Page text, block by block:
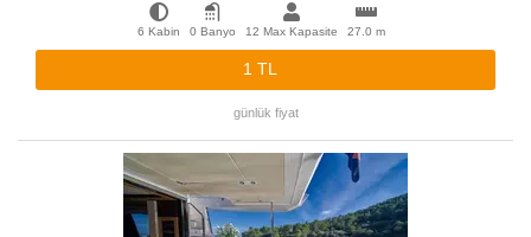
6 Kabin 0 Banyo 12 Max Kapasite 27.0 m
1 TL
günlük fiyat